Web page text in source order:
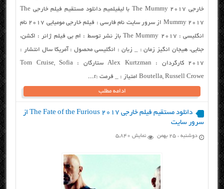
خارجی The Mummy 2017 با لیفیلمیم دانلود مستقیم فیلم خارجی The
Mummy 2017 از سرور سایت نام فارسی : فیلم خارجی مومیایی ۲۰۱۷ نام
انگلیسی : The Mummy 2017 باز نشر توسط : ام بی فیلم ژانر : اکشن،
جنایی، هیجان انگیز زمان : _ زبان : انگلیسی محصول : آمریکا سال انتشار :
۲۰۱۷ کارگردان : Alex Kurtzman ستارگان : Tom Cruise, Sofia
Boutella, Russell Crowe امتیاز : _ فرمت :r...
ادامه مطلب
دانلود مستقیم فیلم خارجی The Fate of the Furious 2017 از
سرور سایت
دوشنبه ، ۲۵ بهمن نمایش 5,840